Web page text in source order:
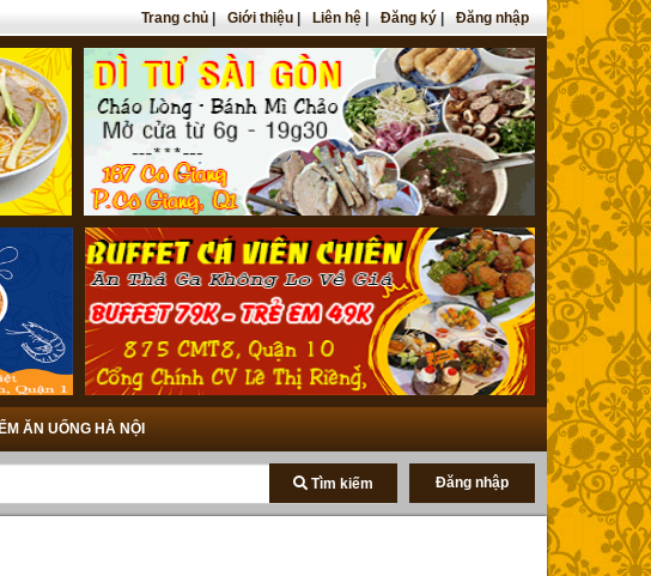
Trang chủ Giới thiệu Liên hệ Đăng ký Đăng nhập
ĂN UỐNG HÀ NỘI
Tìm kiếm Đăng nhập